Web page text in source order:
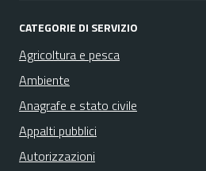
CATEGORIE DI SERVIZIO
Agricoltura e pesca
Ambiente
Anagrafe e stato civile
Appalti pubblici
Autorizzazioni